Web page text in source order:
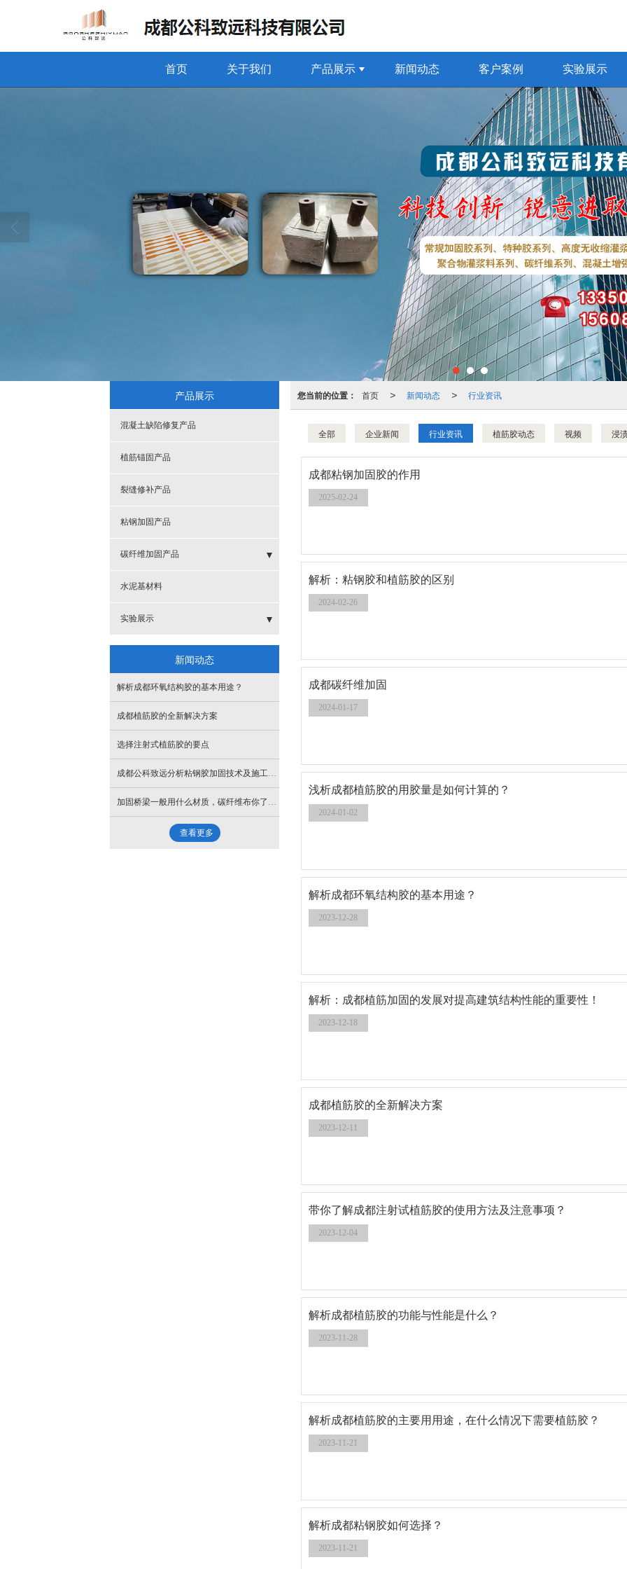
首页 关于我们 产品展示 新闻动态 客户案例 实验展示
您当前的位置： 首页 > 新闻动态 > 行业资讯
全部 企业新闻 行业资讯 植筋胶动态 视频 浸
成都粘钢加固胶的作用
2025-02-24
解析：粘钢胶和植筋胶的区别
2024-02-26
成都碳纤维加固
2024-01-17
浅析成都植筋胶的用胶量是如何计算的？
2024-01-02
解析成都环氧结构胶的基本用途？
2023-12-28
解析：成都植筋加固的发展对提高建筑结构性能的重要性！
2023-12-18
成都植筋胶的全新解决方案
2023-12-11
带你了解成都注射试植筋胶的使用方法及注意事项？
2023-12-04
解析成都植筋胶的功能与性能是什么？
2023-11-28
解析成都植筋胶的主要用用途，在什么情况下需要植筋胶？
2023-11-21
解析成都粘钢胶如何选择？
2023-11-21
产品展示
混凝土缺陷修复产品
植筋锚固产品
裂缝修补产品
粘钢加固产品
碳纤维加固产品
- 碳纤维浸渍胶
- 碳纤维材料
水泥基材料
实验展示
新闻动态
解析成都环氧结构胶的基本用途？
成都植筋胶的全新解决方案
选择注射式植筋胶的要点
成都公科致远分析粘钢胶加固技术及施工工艺
加固桥梁一般用什么材质，碳纤维布你了解吗？
查看更多